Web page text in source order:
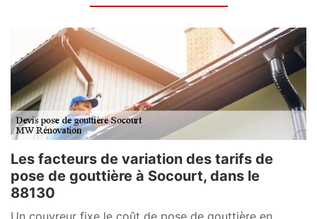
Les facteurs de variation des tarifs de
pose de gouttière à Socourt, dans le
88130
Un couvreur fixe le coût de pose de gouttière en